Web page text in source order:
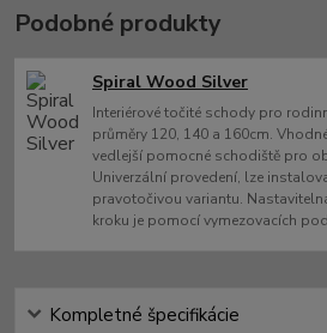
Podobné produkty
Spiral Wood Silver
Interiérové točité schody pro
průměry 120, 140 a 160cm.
vedlejší pomocné schodiště pro
Univerzální provedení, lze
pravotočivou variantu.
kroku je pomocí vymezovacích
Kompletné špecifikácie